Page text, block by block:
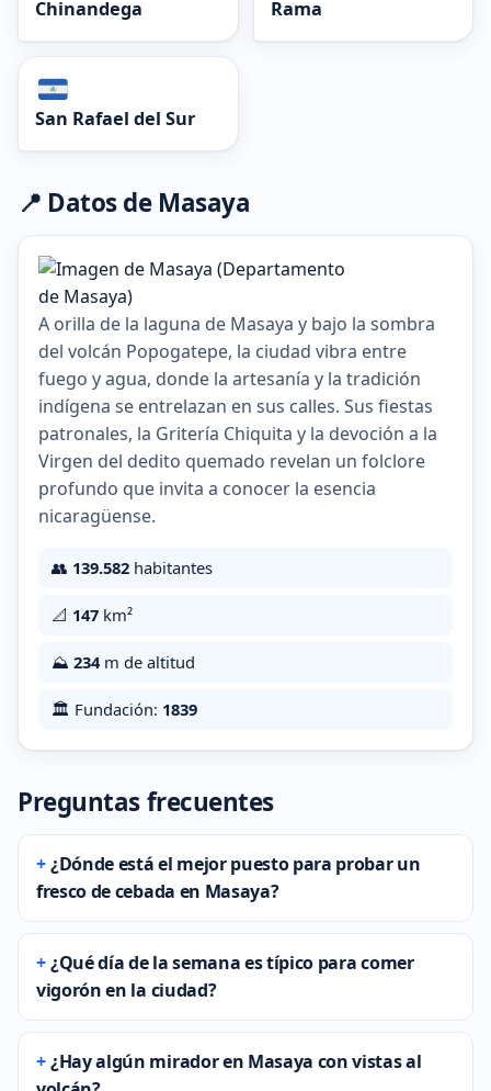
Chinandega Rama
San Rafael del Sur
📍 Datos de Masaya
A orilla de la laguna de Masaya y bajo la sombra
del volcán Popogatepe, la ciudad vibra entre
fuego y agua, donde la artesanía y la tradición
indígena se entrelazan en sus calles. Sus fiestas
patronales, la Gritería Chiquita y la devoción a la
Virgen del dedito quemado revelan un folclore
profundo que invita a conocer la esencia
nicaragüense.
👥 139.582 habitantes
📐 147 km²
⛰️ 234m de altitud
🏛️ Fundación: 1839
Preguntas frecuentes
¿Dónde está el mejor puesto para probar un
fresco de cebada en Masaya?
¿Qué día de la semana es típico para comer
vigorón en la ciudad?
¿Hay algún mirador en Masaya con vistas al